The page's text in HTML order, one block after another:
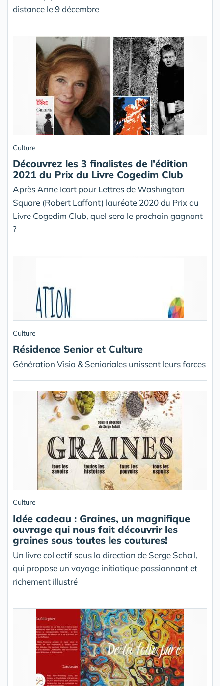
distance le 9 décembre
Culture
Découvrez les 3 finalistes de l'édition
2021 du Prix du Livre Cogedim Club
Après Anne Icart pour Lettres de Washington
Square (Robert Laffont) lauréate 2020 du Prix du
Livre Cogedim Club, quel sera le prochain gagnant
?
Culture
Résidence Senior et Culture
Génération Visio & Senioriales unissent leurs forces
Culture
Idée cadeau : Graines, un magnifique
ouvrage qui nous fait découvrir les
graines sous toutes les coutures!
Un livre collectif sous la direction de Serge Schall,
qui propose un voyage initiatique passionnant et
richement illustré